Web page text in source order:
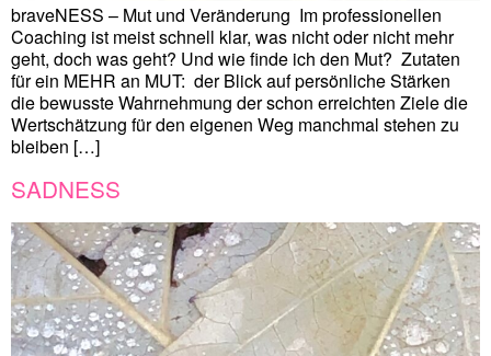
braveNESS – Mut und Veränderung Im professionellen
Coaching ist meist schnell klar, was nicht oder nicht mehr
geht, doch was geht? Und wie finde ich den Mut? Zutaten
für ein MEHR an MUT: der Blick auf persönliche Stärken
die bewusste Wahrnehmung der schon erreichten Ziele die
Wertschätzung für den eigenen Weg manchmal stehen zu
bleiben […]
SADNESS